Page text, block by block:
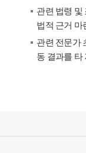
관련 법령 및
법적 근거 마
관련 전문가
동 결과를 타